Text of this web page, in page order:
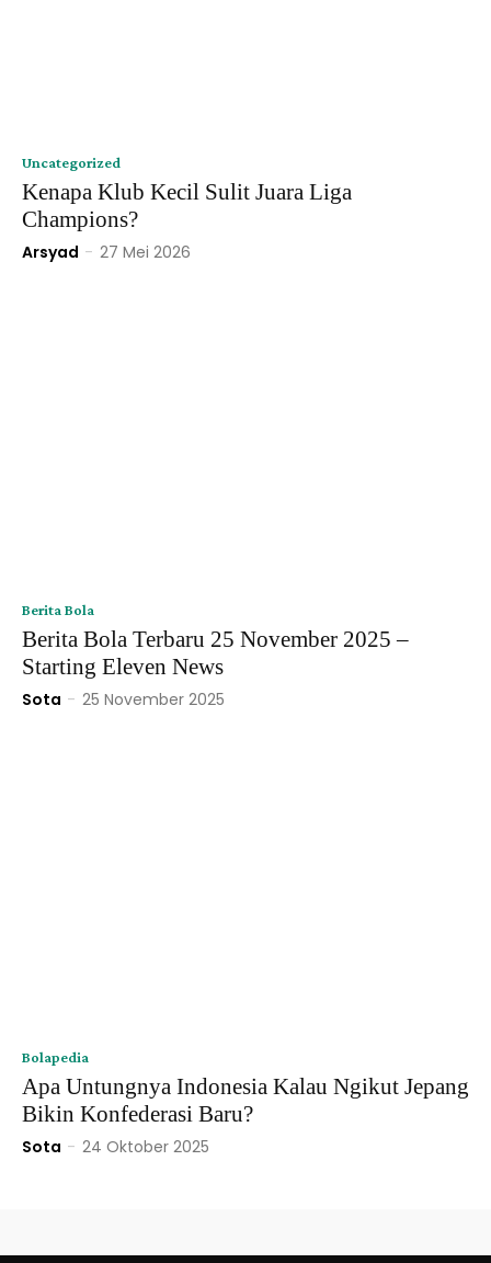
Uncategorized
Kenapa Klub Kecil Sulit Juara Liga
Champions?
Arsyad - 27 Mei 2026
Berita Bola
Berita Bola Terbaru 25 November 2025 –
Starting Eleven News
Sota - 25 November 2025
Bolapedia
Apa Untungnya Indonesia Kalau Ngikut Jepang
Bikin Konfederasi Baru?
Sota - 24 Oktober 2025